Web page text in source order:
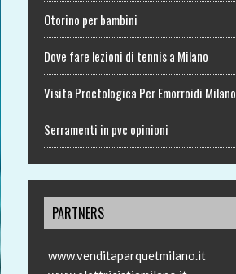
Otorino per bambini
Dove fare lezioni di tennis a Milano
Visita Proctologica Per Emorroidi Milano
Serramenti in pvc opinioni
PARTNERS
www.venditaparquetmilano.it